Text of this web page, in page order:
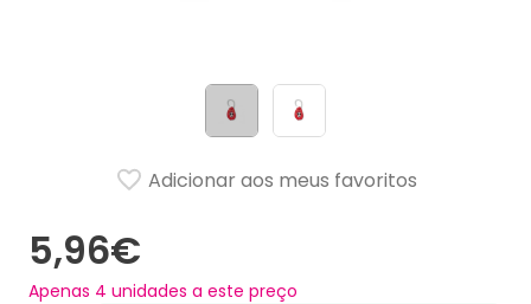
5,96€
Apenas 4 unidades a este preço
Adicionar aos meus favoritos